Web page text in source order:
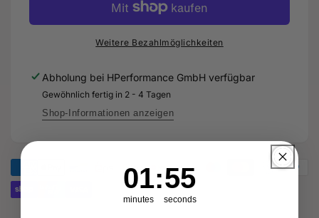
Montageteilen
-
3Q0
A
-
Original
für
Sportback
Montageteilen
203
A
-
Ersatzteil
Sportback
Weitere Bezahlmöglichkeiten
Abholung bei HPerformance GmbH verfügbar
Gewöhnlich fertig in 2 - 4 Tagen
Shop-Informationen anzeigen
Countdown ends in:
1
01
minutes
: 55
55
seconds